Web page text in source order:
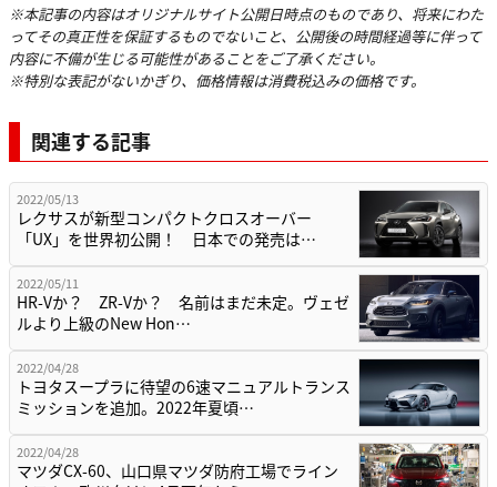
※本記事の内容はオリジナルサイト公開日時点のものであり、将来にわた
ってその真正性を保証するものでないこと、公開後の時間経過等に伴って
内容に不備が生じる可能性があることをご了承ください。
※特別な表記がないかぎり、価格情報は消費税込みの価格です。
関連する記事
2022/05/13
レクサスが新型コンパクトクロスオーバー
「UX」を世界初公開！ 日本での発売は…
2022/05/11
HR-Vか？ ZR-Vか？ 名前はまだ未定。ヴェゼ
ルより上級のNew Hon…
2022/04/28
トヨタスープラに待望の6速マニュアルトランス
ミッションを追加。2022年夏頃…
2022/04/28
マツダCX-60、山口県マツダ防府工場でライン